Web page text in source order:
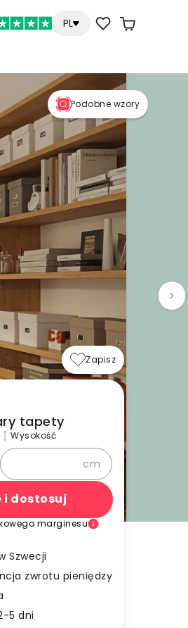
PL
Podobne wzory
Zapisz
tapety
Wysokość
cm
i dostosuj
marginesu
Szwecji
zwrotu pieniędzy
5 dni